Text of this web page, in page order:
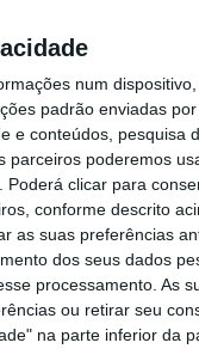
num
padrão enviadas
e conteúdos, pesquisa
parceiros poderemos
Poderá clicar para
conforme descrito
as suas preferências
dos seus dados
processamento. As
ou retirar seu
na parte inferior da
Copiar